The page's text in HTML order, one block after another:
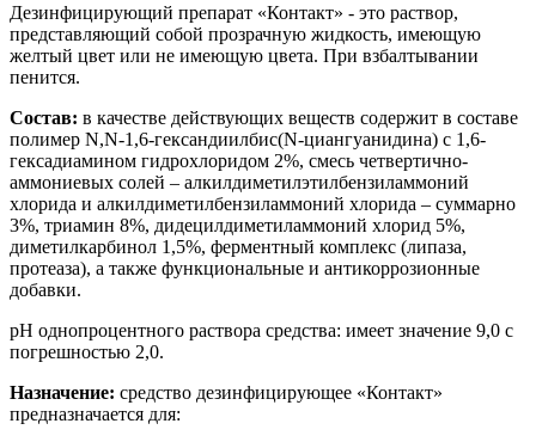
Дезинфицирующий препарат «Контакт» - это раствор,
представляющий собой прозрачную жидкость, имеющую
желтый цвет или не имеющую цвета. При взбалтывании
пенится.
Состав: в качестве действующих веществ содержит в составе
полимер N,N-1,6-гександиилбис(N-циангуанидина) с 1,6-
гексадиамином гидрохлоридом 2%, смесь четвертично-
аммониевых солей – алкилдиметилэтилбензиламмоний
хлорида и алкилдиметилбензиламмоний хлорида – суммарно
3%, триамин 8%, дидецилдиметиламмоний хлорид 5%,
диметилкарбинол 1,5%, ферментный комплекс (липаза,
протеаза), а также функциональные и антикоррозионные
добавки.
рН однопроцентного раствора средства: имеет значение 9,0 с
погрешностью 2,0.
Назначение: средство дезинфицирующее «Контакт»
предназначается для: